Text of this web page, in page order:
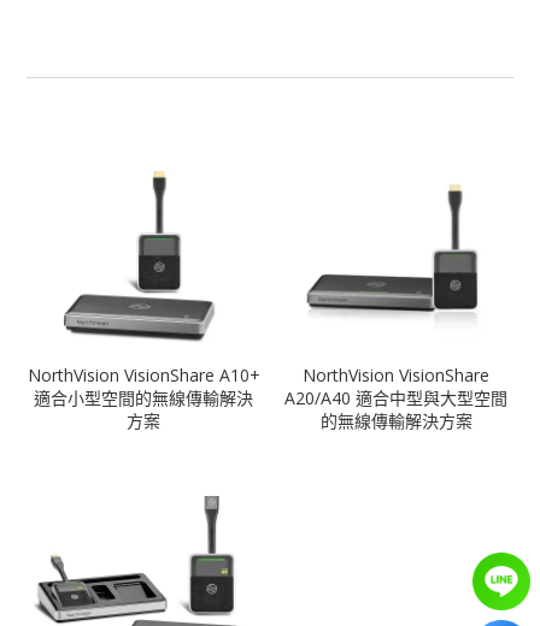
NorthVision VisionShare A10+
適合小型空間的無線傳輸解決
方案
NorthVision VisionShare
A20/A40 適合中型與大型空間
的無線傳輸解決方案